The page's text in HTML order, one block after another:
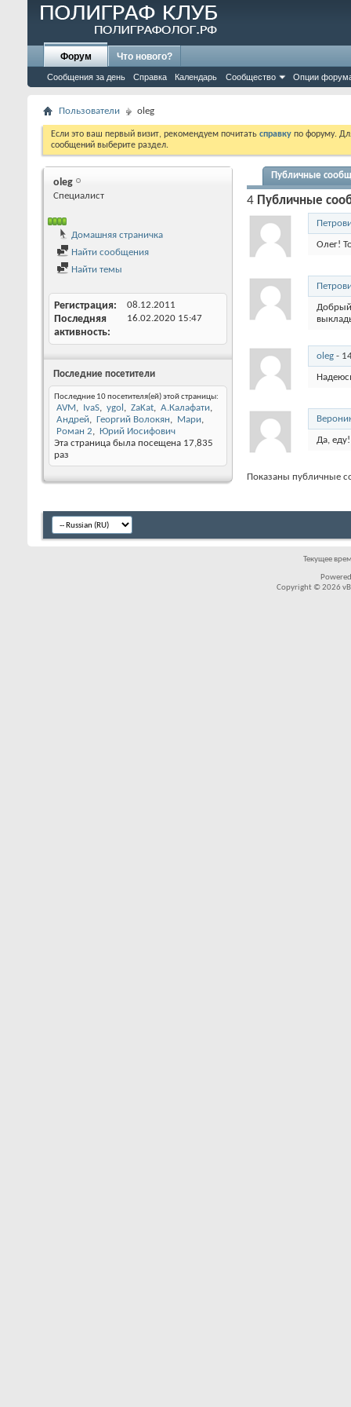
Форум
Сообщения за день Справка Календарь Сообщество Опции
Что нового?
Пользователи oleg
Если это ваш первый визит, рекомендуем почитать справку по форуму.
сообщений выберите раздел.
oleg
Специалист
Домашняя страничка
Найти сообщения
Найти темы
Регистрация 08.12.2011
Последняя
активность
16.02.2020 15:47
Последние посетители
Последние 10 посетителя(ей) этой страницы:
AVM IvaS ygol ZaKat
А.Калафати
Андрей
Георгий Волокян
Мари
Роман 2
Юрий Иосифович
Эта страница была посещена 17,835
раз
Публичные
4 Публичные
Олег!
Добрый
oleg -
Да,
Показаны публичные
Текущее
Copyright © 2026